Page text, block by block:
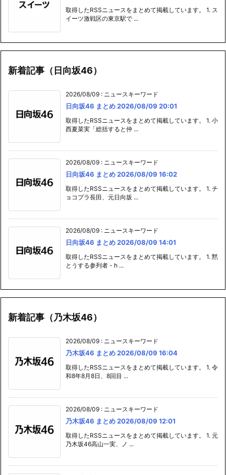
取得したRSSニュースをまとめて掲載しています。 1. ス
イーツ激戦区の東京駅で ...
新着記事（日向坂46）
2026/08/09 : ニュースキーワード
日向坂46 まとめ 2026/08/09 20:01
取得したRSSニュースをまとめて掲載しています。 1. 小
西夏菜実「総括すると仲 ...
2026/08/09 : ニュースキーワード
日向坂46 まとめ 2026/08/09 16:02
取得したRSSニュースをまとめて掲載しています。 1. チ
ョコプラ長田、元日向坂 ...
2026/08/09 : ニュースキーワード
日向坂46 まとめ 2026/08/09 14:01
取得したRSSニュースをまとめて掲載しています。 1. 黙
とうする参列者 - h ...
新着記事（乃木坂46）
2026/08/09 : ニュースキーワード
乃木坂46 まとめ 2026/08/09 16:04
取得したRSSニュースをまとめて掲載しています。 1. 令
和8年8月8日、8回目 ...
2026/08/09 : ニュースキーワード
乃木坂46 まとめ 2026/08/09 12:01
取得したRSSニュースをまとめて掲載しています。 1. 元
乃木坂46高山一実、ノ ...